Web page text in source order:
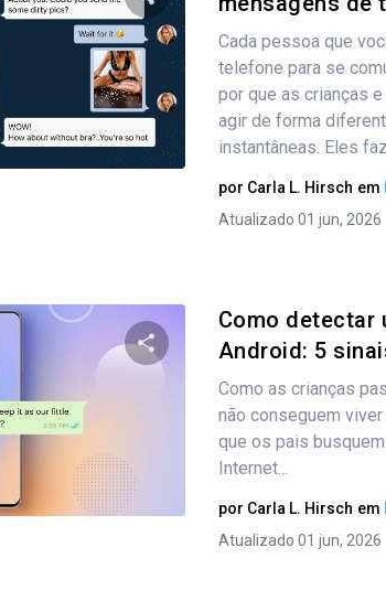
Compartilhe este artigo
Twitter Facebook Copiar link
Cada pessoa que
telefone para se
por que as crianças
agir de forma
instantâneas. Eles
por Carla L. Hirsch em
Atualizado 01 jun, 2026
Compartilhe este artigo
Como detectar
Android: 5
Como as crianças
não conseguem
que os pais
Internet...
por Carla L. Hirsch em
Atualizado 01 jun, 2026